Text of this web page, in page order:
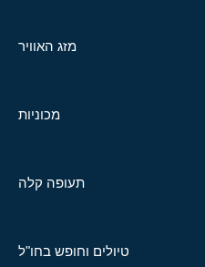
מזג האוויר
מכוניות
תעופה קלה
טיולים וחופש בחו"ל